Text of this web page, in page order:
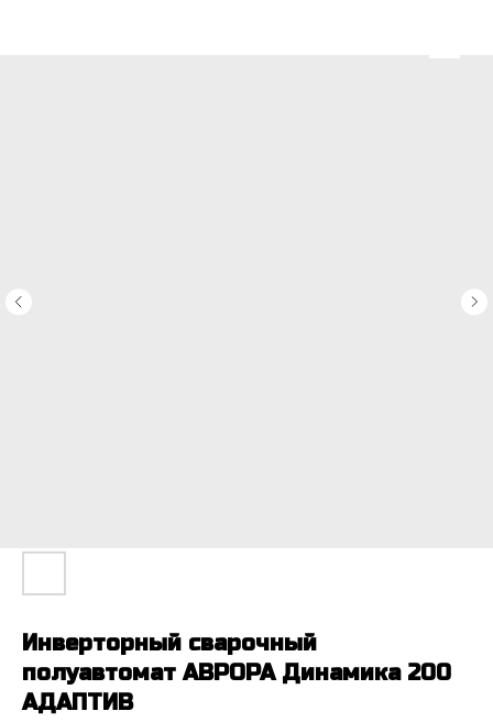
Инверторный сварочный
полуавтомат АВРОРА Динамика 200
АДАПТИВ